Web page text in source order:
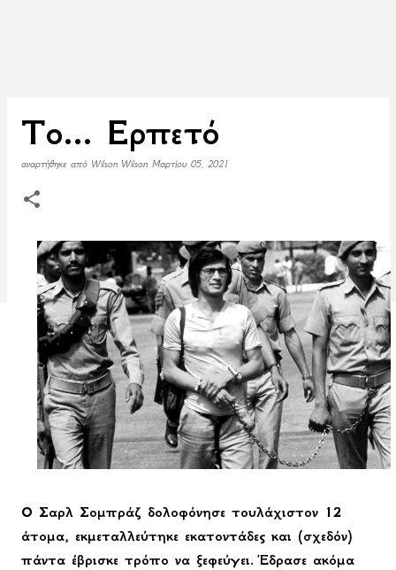
To... Ερπετό
αναρτήθηκε από Wilson Wilson Μαρτίου 05, 2021
Ο Σαρλ Σομπράζ δολοφόνησε τουλάχιστον 12
άτομα, εκμεταλλεύτηκε εκατοντάδες και (σχεδόν)
πάντα έβρισκε τρόπο να ξεφεύγει. Έδρασε ακόμα